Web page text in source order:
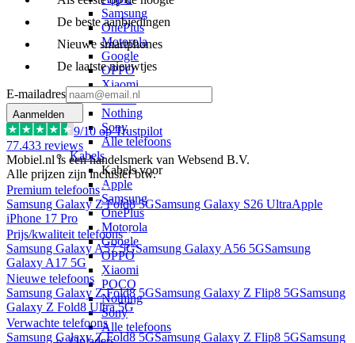
Samsung
OnePlus
Motorola
Google
OPPO
Xiaomi
POCO
Nothing
Sony
Alle telefoons
Kabels
Kabels voor
Apple
Samsung
OnePlus
Motorola
Google
OPPO
Xiaomi
POCO
Nothing
Sony
Alle telefoons
De beste aanbiedingen
Nieuwe smartphones
De laatste nieuwtjes
E-mailadres
Aanmelden
9/10 op Trustpilot
77.433 reviews
Mobiel.nl is een handelsmerk van Websend B.V.
Alle prijzen zijn inclusief btw.
Premium telefoons
Samsung Galaxy Z Fold8 5GSamsung Galaxy S26 UltraApple
iPhone 17 Pro
Prijs/kwaliteit telefoons
Samsung Galaxy A57 5GSamsung Galaxy A56 5GSamsung
Galaxy A17 5G
Nieuwe telefoons
Samsung Galaxy Z Fold8 5GSamsung Galaxy Z Flip8 5GSamsung
Galaxy Z Fold8 Ultra 5G
Verwachte telefoons
Samsung Galaxy Z Fold8 5GSamsung Galaxy Z Flip8 5GSamsung